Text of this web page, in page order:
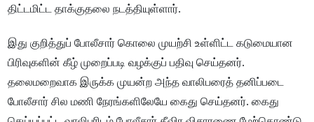
திட்டமிட்ட தாக்குதலை நடத்தியுள்ளார்.
இது குறித்துப் போலீசார் கொலை முயற்சி உள்ளிட்ட கடுமையான
பிரிவுகளின் கீழ் முறைப்படி வழக்குப் பதிவு செய்தனர்.
தலைமறைவாக இருக்க முயன்ற அந்த வாலிபரைத் தனிப்படை
போலீசார் சில மணி நேரங்களிலேயே கைது செய்தனர். கைது